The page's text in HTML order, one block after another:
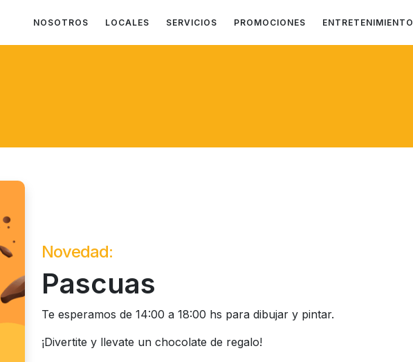
NOSOTROS LOCALES SERVICIOS PROMOCIONES ENTRETENIMIENTO
Novedad:
Pascuas
Te esperamos de 14:00 a 18:00 hs para dibujar y pintar.
¡Divertite y llevate un chocolate de regalo!